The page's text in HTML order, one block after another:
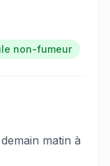
non-fumeur
matin à